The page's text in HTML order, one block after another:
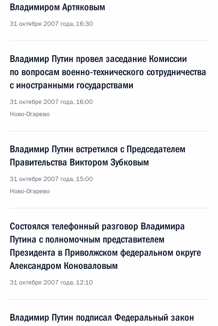
Владимиром Артяковым
31 октября 2007 года, 16:30
Владимир Путин провел заседание Комиссии
по вопросам военно-технического сотрудничества
с иностранными государствами
31 октября 2007 года, 16:00
Ново-Огарево
Владимир Путин встретился с Председателем
Правительства Виктором Зубковым
31 октября 2007 года, 15:00
Ново-Огарево
Состоялся телефонный разговор Владимира
Путина с полномочным представителем
Президента в Приволжском федеральном округе
Александром Коноваловым
31 октября 2007 года, 12:10
Владимир Путин подписал Федеральный закон